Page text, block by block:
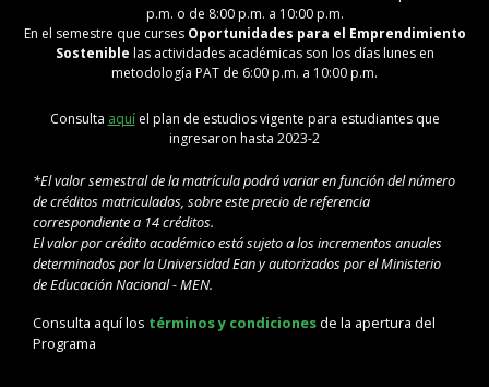
p.m. o de 8:00 p.m. a 10:00 p.m.
En el semestre que curses Oportunidades para el Emprendimiento
Sostenible las actividades académicas son los días lunes en
metodología PAT de 6:00 p.m. a 10:00 p.m.
Consulta aquíel plan de estudios vigente para estudiantes que
ingresaron hasta 2023-2
*El valor semestral de la matrícula podrá variar en función del número
de créditos matriculados, sobre este precio de referencia
correspondiente a 14 créditos.
El valor por crédito académico está sujeto a los incrementos anuales
determinados por la Universidad Ean y autorizados por el Ministerio
de Educación Nacional - MEN.
Consulta aquí los términos y condicionesde la apertura del
Programa